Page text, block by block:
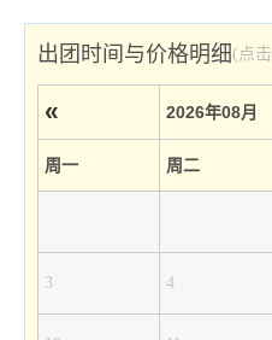
出团时间与价格明细(点
« 2026年08月
周一 周二
3 4